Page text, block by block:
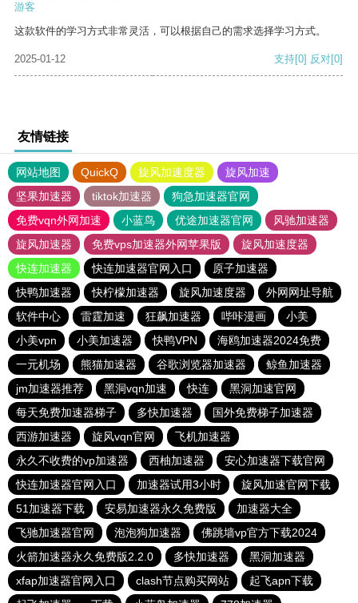
游客
这款软件的学习方式非常灵活，可以根据自己的需求选择学习方式。
2025-01-12 支持[0] 反对[0]
友情链接
网站地图 QuickQ 旋风加速度器
旋风加速
坚果加速器
tiktok加速器
狗急加速器官网
免费vqn外网加速
小蓝鸟 优途加速器官网
风驰加速器
旋风加速器
免费vps加速器外网苹果版
旋风加速度器
快连加速器
快连加速器官网入口
原子加速器
快鸭加速器
快柠檬加速器 旋风加速度器
外网网址导航
软件中心
雷霆加速 狂飙加速器 哔咔漫画
小美
小美vpn
小美加速器 快鸭VPN
海鸥加速器2024免费
一元机场
熊猫加速器 谷歌浏览器加速器
鲸鱼加速器
jm加速器推荐
黑洞vqn加速 快连
黑洞加速官网
每天免费加速器梯子
多快加速器
国外免费梯子加速器
西游加速器
旋风vqn官网
飞机加速器
永久不收费的vp加速器
西柚加速器
安心加速器下载官网
快连加速器官网入口
加速器试用3小时
旋风加速官网下载
51加速器下载
安易加速器永久免费版
加速器大全
飞驰加速器官网
泡泡狗加速器
佛跳墙vp官方下载2024
火箭加速器永久免费版2.2.0
多快加速器
黑洞加速器
xfap加速器官网入口
clash节点购买网站
起飞apn下载